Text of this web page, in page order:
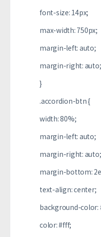
font-size: 14px;
max-width: 750px;
margin-left: auto;
margin-right: auto;
}
.accordion-btn {
width: 80%;
margin-left: auto;
margin-right: auto;
margin-bottom:
text-align: center;
background-color:
color: #fff;